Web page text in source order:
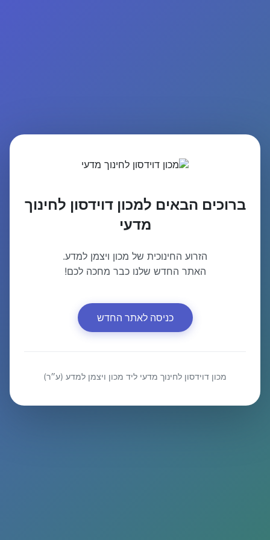
ברוכים הבאים למכון דוידסון לחינוך
מדעי
הזרוע החינוכית של מכון ויצמן למדע.
האתר החדש שלנו כבר מחכה לכם!
כניסה לאתר החדש
מכון דוידסון לחינוך מדעי ליד מכון ויצמן למדע (ע״ר)